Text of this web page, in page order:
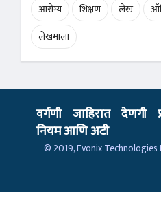
आरोग्य
शिक्षण लेख
लेखमाला
वर्गणी जाहिरात देणगी
नियम आणि अटी
© 2019,Evonix Technologies